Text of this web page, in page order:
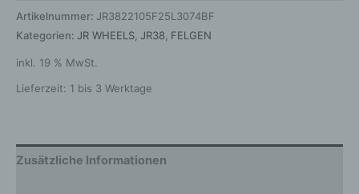
Artikelnummer: JR3822105F25L3074BF
Kategorien: JR WHEELS JR38 FELGEN
inkl. 19 % MwSt.
Lieferzeit: 1 bis 3 Werktage
Zusätzliche Informationen